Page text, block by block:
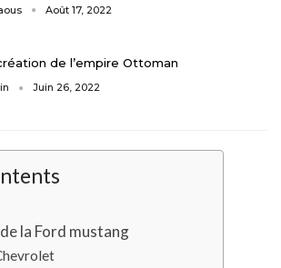
Août 17, 2022
de l’empire Ottoman
Juin 26, 2022
la Ford mustang